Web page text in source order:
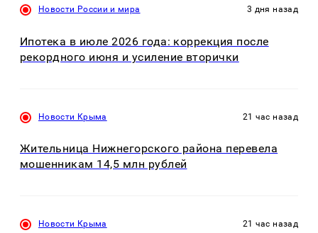
Новости России и мира 3 дня назад
Ипотека в июле 2026 года: коррекция после
рекордного июня и усиление вторички
Новости Крыма 21 час назад
Жительница Нижнегорского района перевела
мошенникам 14,5 млн рублей
Новости Крыма 21 час назад